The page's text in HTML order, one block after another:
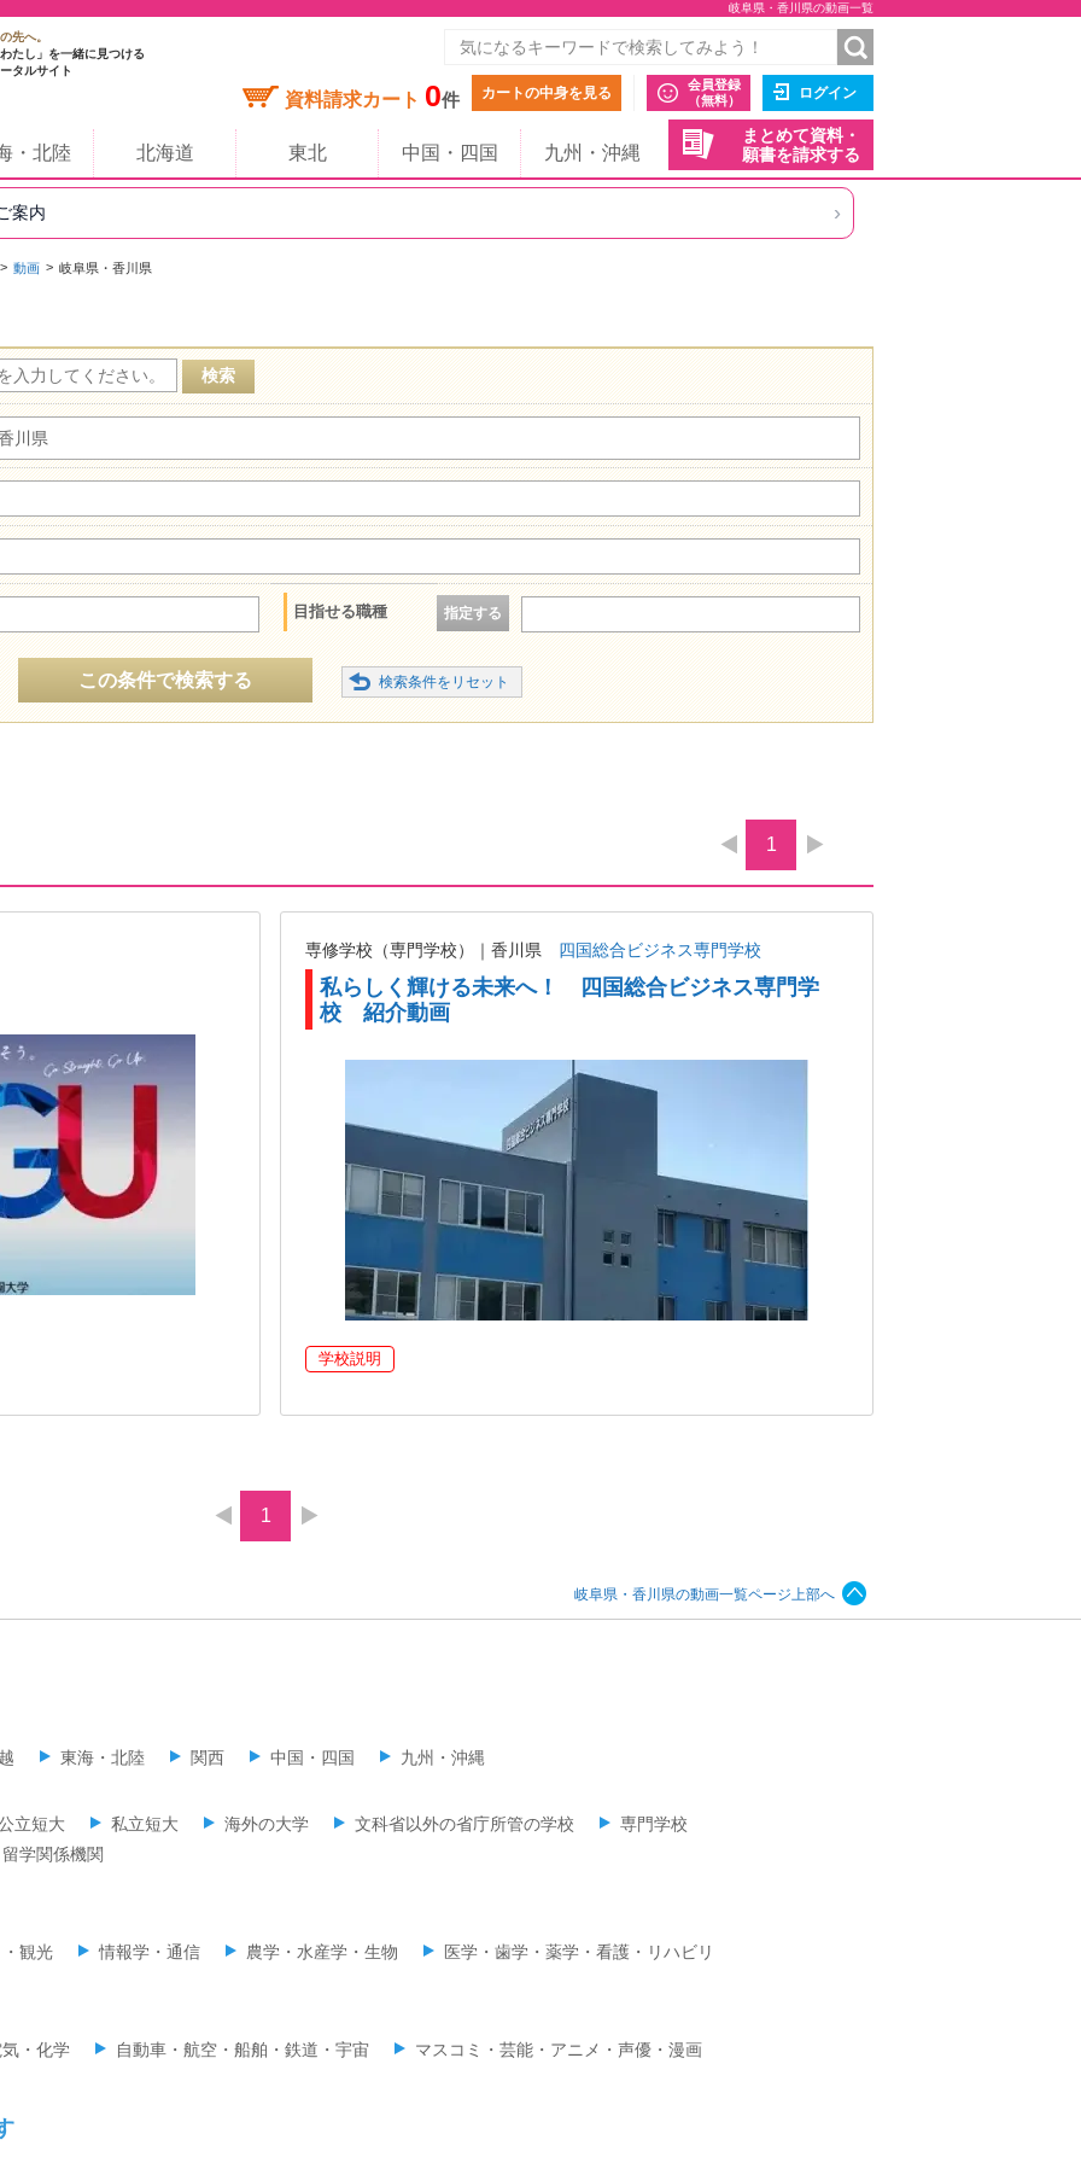
岐阜県・香川県の動画一覧
先へ。
たし」を一緒に見つける
タルサイト
資料請求カート 0件 カートの中身を見る
会員登録
（無料）
ログイン
まとめて資料・
願書を請求する
・北陸 北海道 東北 中国・四国 九州・沖縄
案内 ›
動画 岐阜県・香川県
川県
目指せる職種 指定する
この条件で検索する
1
専修学校（専門学校）｜香川県 四国総合ビジネス専門学校
私らしく輝ける未来へ！ 四国総合ビジネス専門学
校 紹介動画
学校説明
1
岐阜県・香川県の動画一覧ページ上部へ
東海・北陸 関西 中国・四国 九州・沖縄
立短大 私立短大 海外の大学 文科省以外の省庁所管の学校
専門学校
留学関係機関
観光 情報学・通信 農学・水産学・生物 医学・歯学・薬学・看護・リハビリ
・化学 自動車・航空・船舶・鉄道・宇宙 マスコミ・芸能・アニメ・声優・漫画